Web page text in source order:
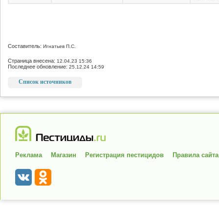
Составитель: Игнатьев П.С.
Страница внесена: 12.04.23 15:36
Последнее обновление: 25.12.24 14:59
Список источников
Реклама Магазин Регистрация пестицидов Правила сайта